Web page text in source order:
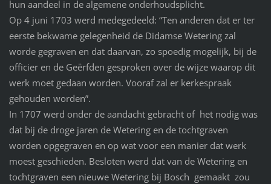
hun aandeel in de algemene onderhoudsplicht.
Op 4 juni 1703 werd medegedeeld: “Ten anderen dat er ter
eerste bekwame gelegenheid de Didamse Wetering zal
worde gegraven en dat daarvan, zo spoedig mogelijk, bij de
officier en de Geërfden gesproken over de wijze waarop dit
werk moet gedaan worden. Vooraf zal er kerkespraak
gehouden worden”.
In 1707 werd onder de aandacht gebracht of het nodig was
dat bij de droge jaren de Wetering en de tochtgraven
worden opgegraven en op wat voor een manier dat werk
moest geschieden. Besloten werd dat van de Wetering en
tochtgraven een nieuwe Wetering bij Bosch gemaakt zou